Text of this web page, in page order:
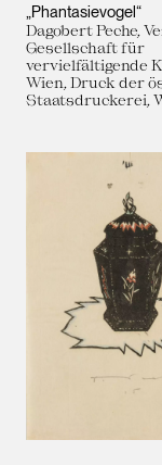
„Phantasievogel“
Dagobert Peche,
Gesellschaft für
vervielfältigende
Wien, Druck der
Staatsdruckerei,